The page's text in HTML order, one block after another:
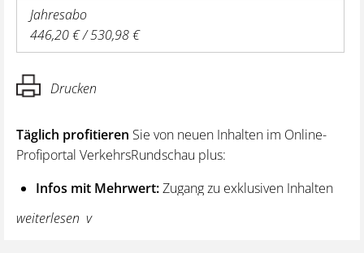
Jahresabo
446,20 € / 530,98 €
Drucken
Täglich profitieren Sie von neuen Inhalten im Online-
Profiportal VerkehrsRundschau plus:
Infos mit Mehrwert:Zugang zu exklusiven Inhalten
und Hintergrundwissen – von aktuellen Regelungen
wie z. B. bei den Lenk- und Ruhezeiten,
weiterlesen